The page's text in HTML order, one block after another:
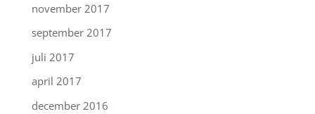
november 2017
september 2017
juli 2017
april 2017
december 2016